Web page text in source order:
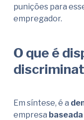
punições para
empregador.
O que é
Em síntese, é a
empresa baseada